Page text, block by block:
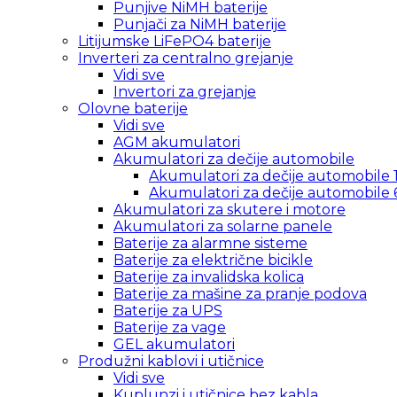
Punjive NiMH baterije
Punjači za NiMH baterije
Litijumske LiFePO4 baterije
Inverteri za centralno grejanje
Vidi sve
Invertori za grejanje
Olovne baterije
Vidi sve
AGM akumulatori
Akumulatori za dečije automobile
Akumulatori za dečije automobile
Akumulatori za dečije automobile
Akumulatori za skutere i motore
Akumulatori za solarne panele
Baterije za alarmne sisteme
Baterije za električne bicikle
Baterije za invalidska kolica
Baterije za mašine za pranje podova
Baterije za UPS
Baterije za vage
GEL akumulatori
Produžni kablovi i utičnice
Vidi sve